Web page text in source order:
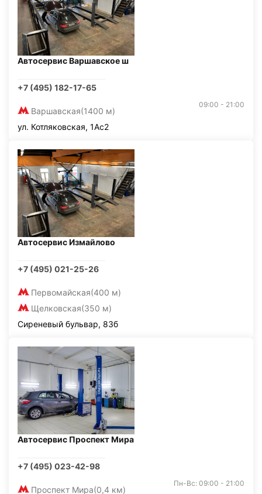
Автосервис Варшавское ш
+7 (495) 182-17-65
Варшавская(1400 м)
09:00 - 21:00
ул. Котляковская, 1Ас2
Автосервис Измайлово
+7 (495) 021-25-26
Первомайская(400 м)
Щелковская(350 м)
Сиреневый бульвар, 83б
Автосервис Проспект Мира
+7 (495) 023-42-98
Проспект Мира(0,4 км)
Пн-Вс: 09:00 - 21:00